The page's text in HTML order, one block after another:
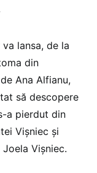
lansa, de la
din
Ana Alfianu,
să descopere
a pierdut din
Vișniec și
Vișniec.